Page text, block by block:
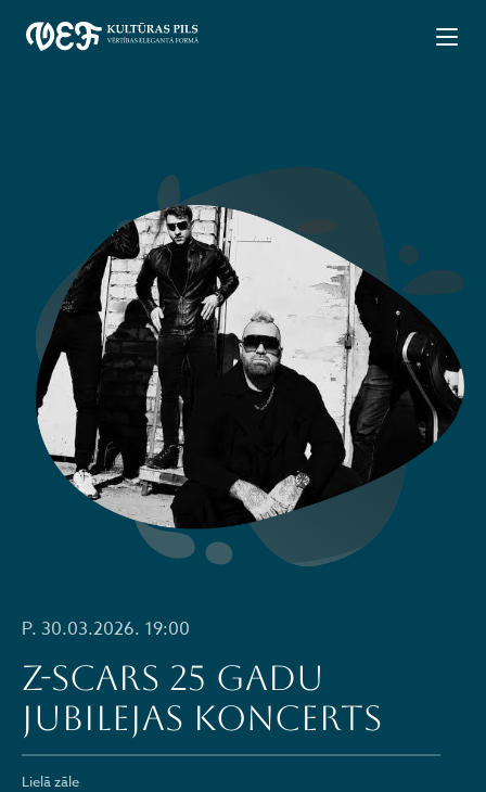
P. 30.03.2026. 19:00
Z-Scars 25 gadu
jubilejas koncerts
Lielā zāle